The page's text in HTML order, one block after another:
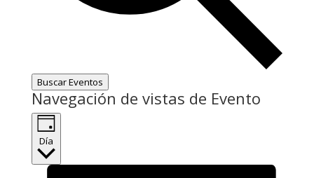
Buscar Eventos
Navegación de vistas de Evento
Día